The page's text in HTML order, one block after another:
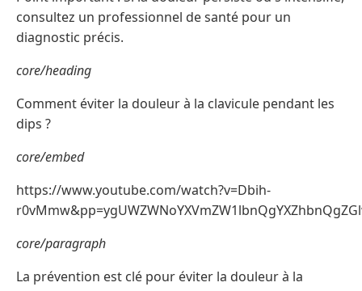
consultez un professionnel de santé pour un
diagnostic précis.
core/heading
Comment éviter la douleur à la clavicule pendant les
dips ?
core/embed
https://www.youtube.com/watch?v=Dbih-
core/paragraph
La prévention est clé pour éviter la douleur à la